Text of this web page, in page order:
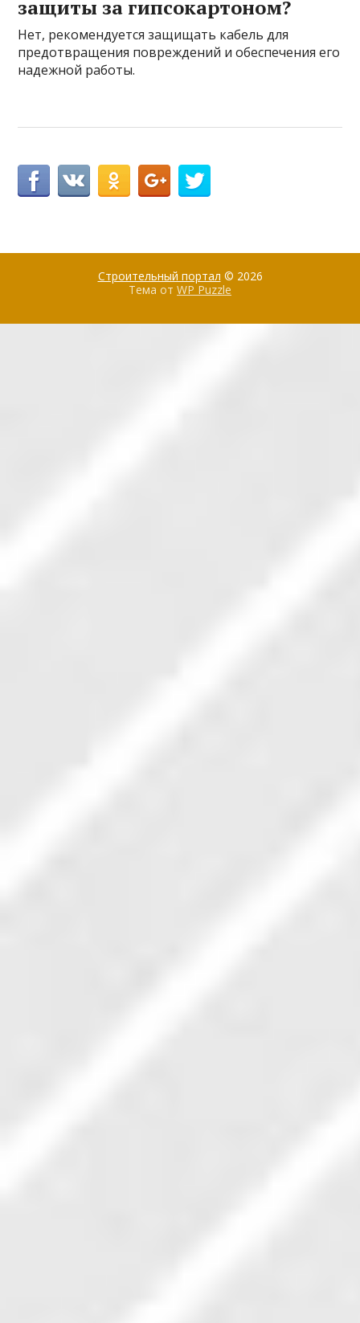
защиты за гипсокартоном?
Нет, рекомендуется защищать кабель для
предотвращения повреждений и обеспечения его
надежной работы.
Строительный портал © 2026
Тема от WP Puzzle